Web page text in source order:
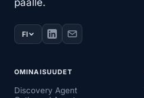
päälle.
FI
OMINAISUUDET
Discovery Agent